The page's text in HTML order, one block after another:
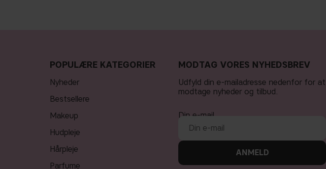
POPULÆRE KATEGORIER
nyheder
bestsellere
makeup
hudpleje
hårpleje
parfume
MODTAG VORES NYHEDSBREV
Udfyld din e-mailadresse nedenfor for at
modtage nyheder og tilbud.
Din e-mail
ANMELD